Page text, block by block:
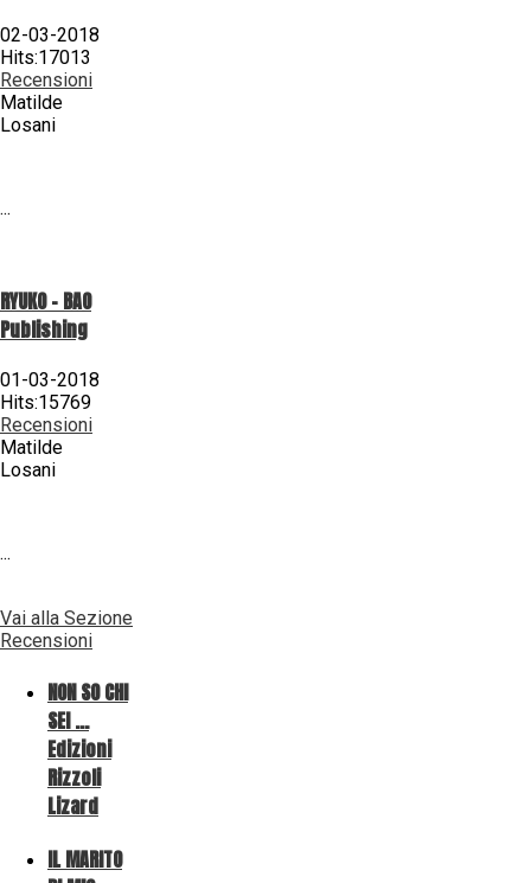
02-03-2018
Hits:17013
Recensioni
Matilde
Losani
...
RYUKO - BAO
Publishing
01-03-2018
Hits:15769
Recensioni
Matilde
Losani
...
Vai alla Sezione
Recensioni
NON SO CHI
SEI ...
Edizioni
Rizzoli
Lizard
IL MARITO